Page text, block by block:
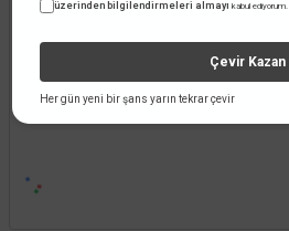
üzerinden bilgilendirmeleri almayı kabul ediyorum.
Çevir Kazan
Her gün yeni bir şans yarın tekrar çevir